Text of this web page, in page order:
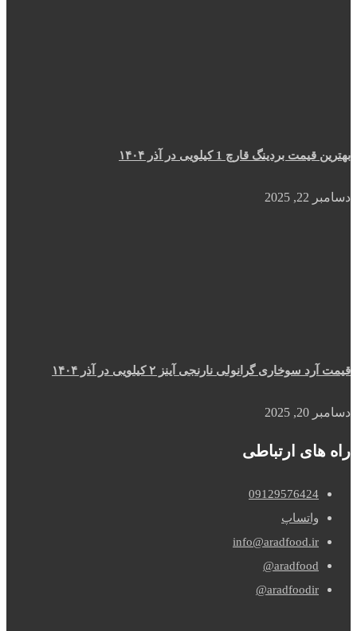
بهترین قیمت بردینگ قارچ 1 کیلویی در آذر ۱۴۰۴
دسامبر 22, 2025
قیمت آرد سوخاری گرانولی نارنجی آینز ۲ کیلویی در آذر ۱۴۰۴
دسامبر 20, 2025
راه های ارتباطی
09129576424
واتساپ
info@aradfood.ir
aradfood@
aradfoodir@